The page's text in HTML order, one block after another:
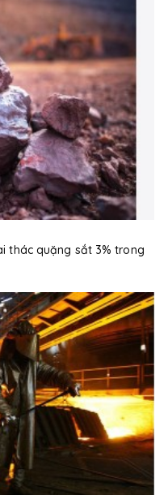
thác quặng sắt 3% trong